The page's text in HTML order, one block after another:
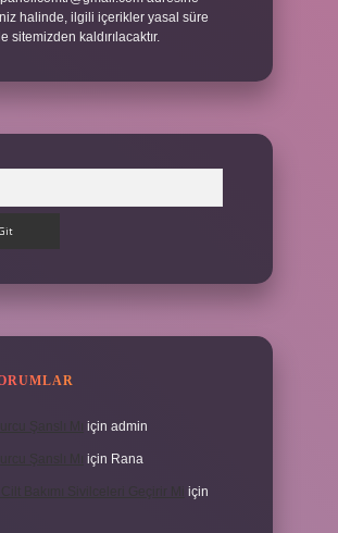
halinde, ilgili içerikler yasal süre
sitemizden kaldırılacaktır.
için admin
için Rana
için